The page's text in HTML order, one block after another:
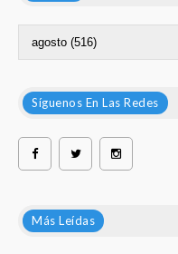
Síguenos En Las Redes
Más Leídas